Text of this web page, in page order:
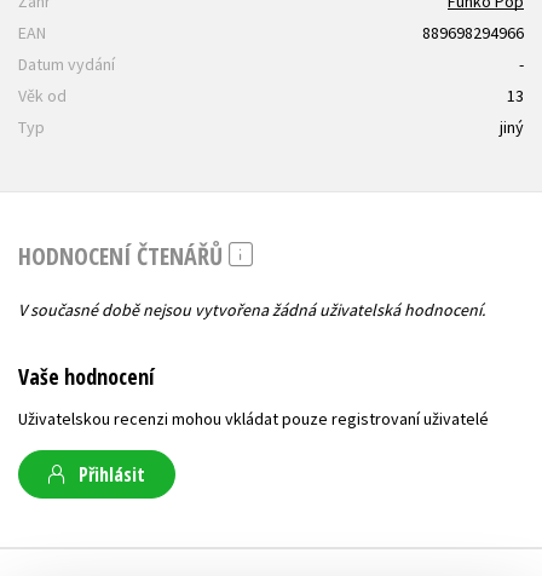
EAN
889698294966
Datum vydání
-
Věk od
13
Typ
jiný
HODNOCENÍ ČTENÁŘŮ
V současné době nejsou vytvořena žádná uživatelská hodnocení.
Vaše hodnocení
Uživatelskou recenzi mohou vkládat pouze registrovaní uživatelé
Přihlásit